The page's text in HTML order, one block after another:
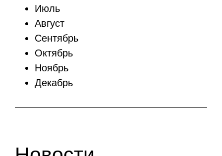
Июль
Август
Сентябрь
Октябрь
Ноябрь
Декабрь